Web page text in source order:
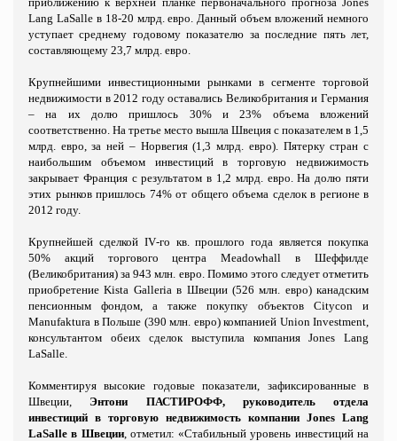
Lang LaSalleв 18-20 млрд. евро. Данный объем вложений немного
уступает среднему годовому показателю за последние пять лет,
составляющему 23,7 млрд. евро.
Крупнейшими инвестиционными рынками в сегменте торговой
недвижимости в 2012 году оставались Великобритания и Германия
– на их долю пришлось 30% и 23% объема вложений
соответственно. На третье место вышла Швеция с показателем в 1,5
млрд. евро, за ней – Норвегия (1,3 млрд. евро). Пятерку стран с
наибольшим объемом инвестиций в торговую недвижимость
закрывает Франция с результатом в 1,2 млрд. евро. На долю пяти
этих рынков пришлось 74% от общего объема сделок в регионе в
2012 году.
Крупнейшей сделкой IV-го кв. прошлого года является покупка
50% акций торгового центраMeadowhall в Шеффилде
(Великобритания) за 943 млн. евро. Помимо этого следует отметить
приобретениеKista Galleria в Швеции (526 млн. евро) канадским
пенсионным фондом, а также покупку объектов Citycon
и
Manufaktura в Польше (390 млн. евро) компанией Union Investment
консультантом обеих сделок выступила компанияJones
Lang
LaSalle
Комментируя высокие годовые показатели, зафиксированные в
Швеции, Энтони ПАСТИРОФФ, руководитель отдела
инвестиций в торговую недвижимость компании Jones Lang
LaSalle в Швеции, отметил: «Стабильный уровень инвестиций на